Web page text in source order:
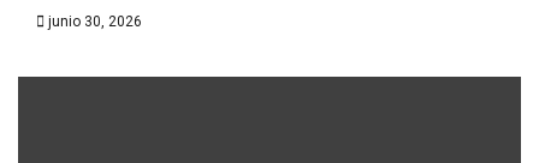
junio 30, 2026